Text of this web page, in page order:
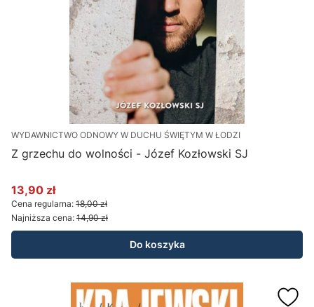
WYDAWNICTWO ODNOWY W DUCHU ŚWIĘTYM W ŁODZI
Z grzechu do wolności - Józef Kozłowski SJ
Cena promocyjna
13,90 zł
Cena regularna: 18,00 zł
Najniższa cena: 14,90 zł
Do koszyka